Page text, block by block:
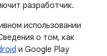
разработчик.
использовании
о том, как
и Google Play